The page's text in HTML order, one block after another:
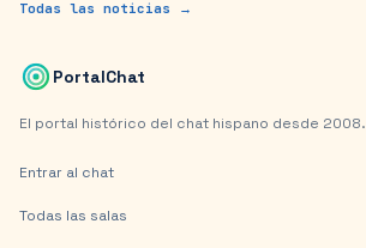
Todas las noticias →
PortalChat
El portal histórico del chat hispano desde 2008.
Entrar al chat
Todas las salas